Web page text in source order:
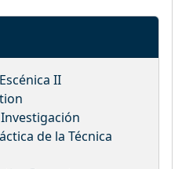
II
de la Técnica